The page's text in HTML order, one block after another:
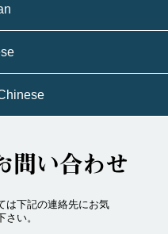
問い合わせ
は下記の連絡先にお気
い。